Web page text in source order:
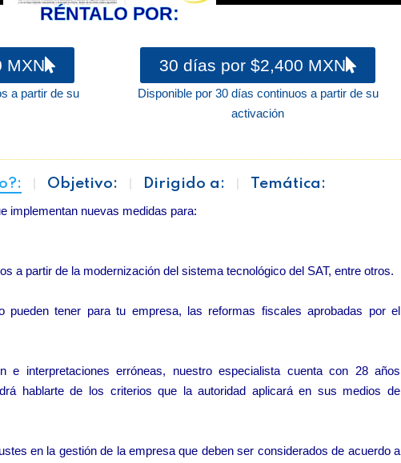
RÉNTALO POR:
MXN
a partir de su
30 días por $2,400 MXN
Disponible por 30 días continuos a partir de su
activación
Objetivo: Dirigido a: Temática:
implementan nuevas medidas para:
a partir de la modernización del sistema tecnológico del SAT, entre otros.
pueden tener para tu empresa, las reformas fiscales aprobadas por el
e interpretaciones erróneas, nuestro especialista cuenta con 28 años
hablarte de los criterios que la autoridad aplicará en sus medios de
en la gestión de la empresa que deben ser considerados de acuerdo a